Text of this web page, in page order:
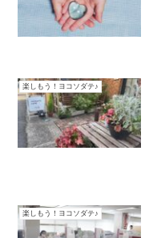
楽しもう！ヨコソダテ♪
楽しもう！ヨコソダテ♪